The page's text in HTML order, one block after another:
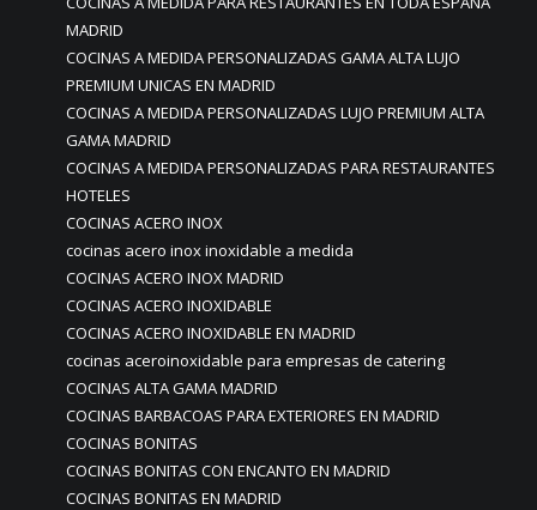
MADRID
COCINAS A MEDIDA PERSONALIZADAS GAMA ALTA LUJO
PREMIUM UNICAS EN MADRID
COCINAS A MEDIDA PERSONALIZADAS LUJO PREMIUM ALTA
GAMA MADRID
COCINAS A MEDIDA PERSONALIZADAS PARA RESTAURANTES
HOTELES
COCINAS ACERO INOX
cocinas acero inox inoxidable a medida
COCINAS ACERO INOX MADRID
COCINAS ACERO INOXIDABLE
COCINAS ACERO INOXIDABLE EN MADRID
cocinas aceroinoxidable para empresas de catering
COCINAS ALTA GAMA MADRID
COCINAS BARBACOAS PARA EXTERIORES EN MADRID
COCINAS BONITAS
COCINAS BONITAS CON ENCANTO EN MADRID
COCINAS BONITAS EN MADRID